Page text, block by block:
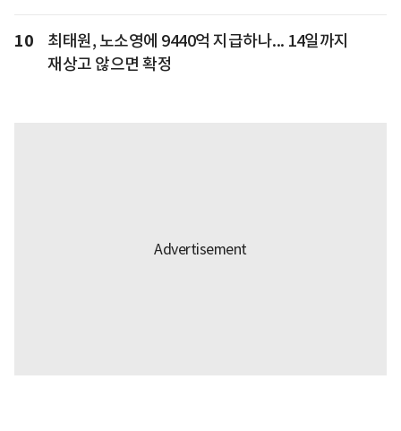
10
최태원, 노소영에 9440억 지급하나... 14일까지
재상고 않으면 확정